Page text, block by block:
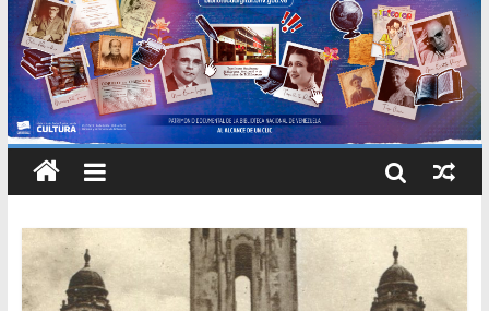
Caracas 09 de marzo de 2006 N° 38.394
Catálogo temático de obras de Modesta Bor